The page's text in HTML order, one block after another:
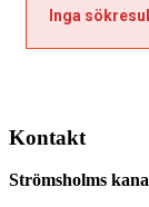
Inga
Kontakt
Strömsholms